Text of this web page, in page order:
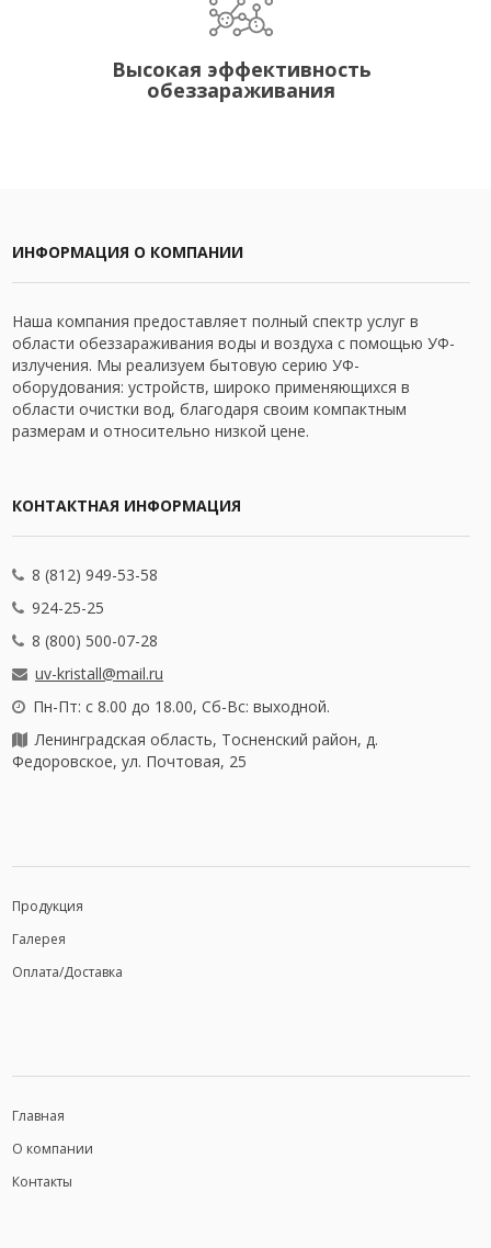
Высокая эффективность
обеззараживания
ИНФОРМАЦИЯ О КОМПАНИИ
Наша компания предоставляет полный спектр услуг в
области обеззараживания воды и воздуха с помощью УФ-
излучения. Мы реализуем бытовую серию УФ-
оборудования: устройств, широко применяющихся в
области очистки вод, благодаря своим компактным
размерам и относительно низкой цене.
КОНТАКТНАЯ ИНФОРМАЦИЯ
8 (812) 949-53-58
924-25-25
8 (800) 500-07-28
uv-kristall@mail.ru
Пн-Пт: с 8.00 до 18.00, Сб-Вс: выходной.
Ленинградская область, Тосненский район, д.
Федоровское, ул. Почтовая, 25
Продукция
Галерея
Оплата/Доставка
Главная
О компании
Контакты